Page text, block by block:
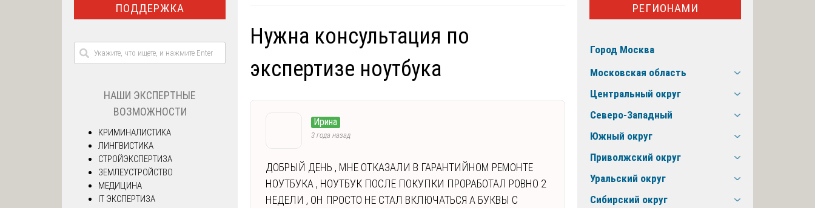
Нужна консультация по
экспертизе ноутбука
Ирина
3 года назад
ДОБРЫЙ ДЕНЬ , МНЕ ОТКАЗАЛИ В ГАРАНТИЙНОМ РЕМОНТЕ
НОУТБУКА , НОУТБУК ПОСЛЕ ПОКУПКИ ПРОРАБОТАЛ РОВНО 2
НЕДЕЛИ , ОН ПРОСТО НЕ СТАЛ ВКЛЮЧАТЬСЯ А БУКВЫ С
ПОДДЕРЖКА
НАШИ ЭКСПЕРТНЫЕ
ВОЗМОЖНОСТИ
КРИМИНАЛИСТИКА
ЛИНГВИСТИКА
СТРОЙЭКСПЕРТИЗА
ЗЕМЛЕУСТРОЙСТВО
МЕДИЦИНА
IT ЭКСПЕРТИЗА
РЕГИОНАМИ
Город Москва
Московская область
Центральный округ
Северо-Западный
Южный округ
Приволжский округ
Уральский округ
Сибирский округ